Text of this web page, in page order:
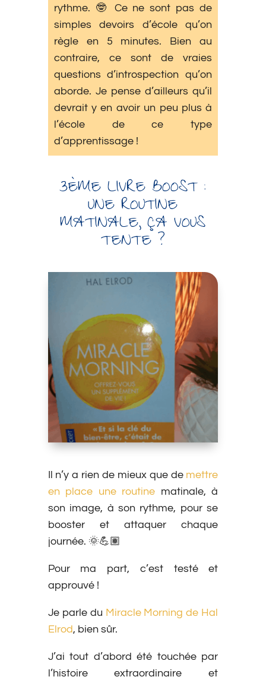
rythme. 🤓 Ce ne sont pas de
simples devoirs d’école qu’on
règle en 5 minutes. Bien au
contraire, ce sont de vraies
questions d’introspection qu’on
aborde. Je pense d’ailleurs qu’il
devrait y en avoir un peu plus à
l’école de ce type
d’apprentissage !
3ÈME LIVRE BOOST :
UNE ROUTINE
MATINALE, ÇA VOUS
TENTE ?
Il n’y a rien de mieux que de mettre
en place une routine matinale, à
son image, à son rythme, pour se
booster et attaquer chaque
journée. 🌞💪🏽
Pour ma part, c’est testé et
approuvé !
Je parle du Miracle Morning de Hal
Elrod, bien sûr.
J’ai tout d’abord été touchée par
l’histoire extraordinaire et